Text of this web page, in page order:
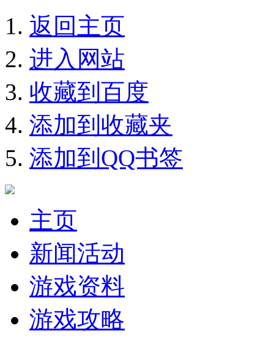
返回主页
进入网站
收藏到百度
添加到收藏夹
添加到QQ书签
主页
新闻活动
游戏资料
游戏攻略